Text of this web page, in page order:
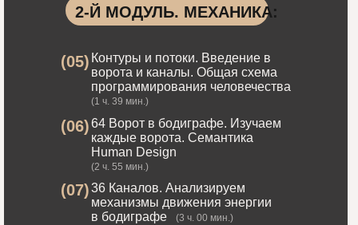
Контуры и потоки. Введение в
ворота и каналы. Общая схема
программирования человечества
36 Каналов. Анализируем
механизмы движения энергии
в бодиграфе
64 Ворот в бодиграфе. Изучаем
каждые ворота. Семантика
Human Design
2-Й МОДУЛЬ. МЕХАНИКА:
(05)
(06)
(07)
(1 ч. 39 мин.)
(2 ч. 55 мин.)
(3 ч. 00 мин.)